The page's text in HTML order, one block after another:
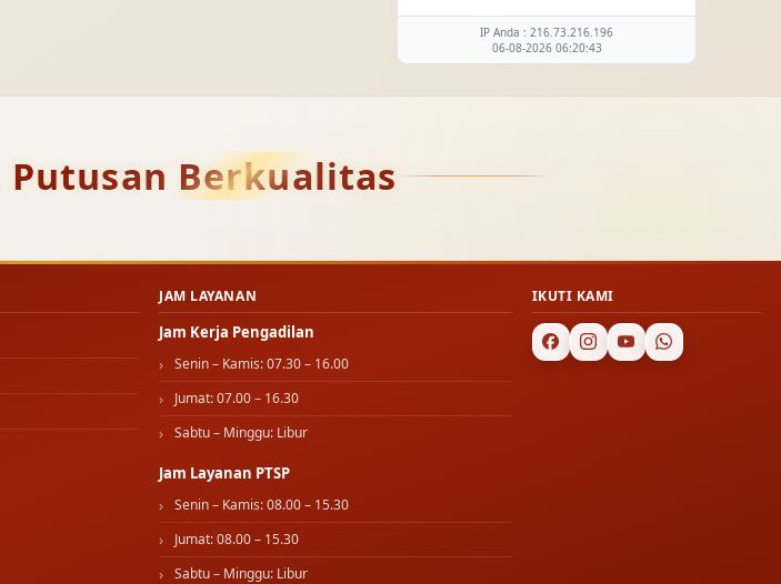
IP Anda : 216.73.216.196
06-08-2026 06:20:43
Putusan Berkualitas
JAM LAYANAN
Jam Kerja Pengadilan
Senin – Kamis: 07.30 – 16.00
Jumat: 07.00 – 16.30
Sabtu – Minggu: Libur
Jam Layanan PTSP
Senin – Kamis: 08.00 – 15.30
Jumat: 08.00 – 15.30
Sabtu – Minggu: Libur
IKUTI KAMI